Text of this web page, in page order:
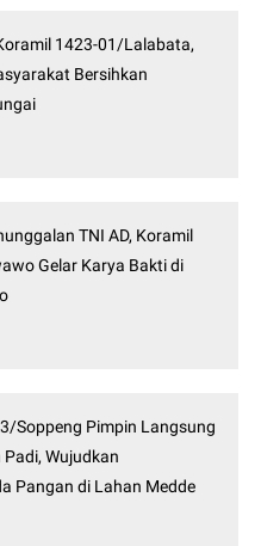
1423-01/Lalabata,
Bersihkan
TNI AD, Koramil
Gelar Karya Bakti di
Soppeng Pimpin Langsung
Wujudkan
Pangan di Lahan Medde